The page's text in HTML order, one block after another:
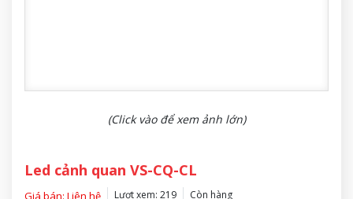
(Click vào để xem ảnh lớn)
Led cảnh quan VS-CQ-CL
Giá bán: Liên hệ Lượt xem: 219 Còn hàng